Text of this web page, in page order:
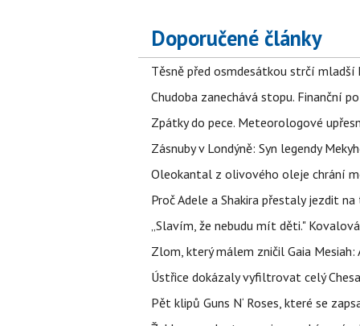
Doporučené články
Těsně před osmdesátkou strčí mladší
Chudoba zanechává stopu. Finanční
Zpátky do pece. Meteorologové
Zásnuby v Londýně: Syn legendy
Oleokantal z olivového oleje chrání
Proč Adele a Shakira přestaly jezdit
„Slavím, že nebudu mít děti."
Zlom, který málem zničil Gaia
Ústřice dokázaly vyfiltrovat celý
Pět klipů Guns N‘ Roses, které se